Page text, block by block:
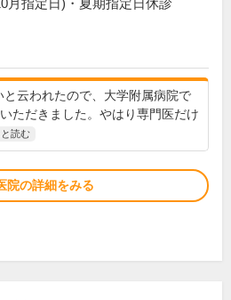
月指定日)・夏期指定日休診
云われたので、大学附属病院で
ただきました。やはり専門医だけ
と読む
院の詳細をみる